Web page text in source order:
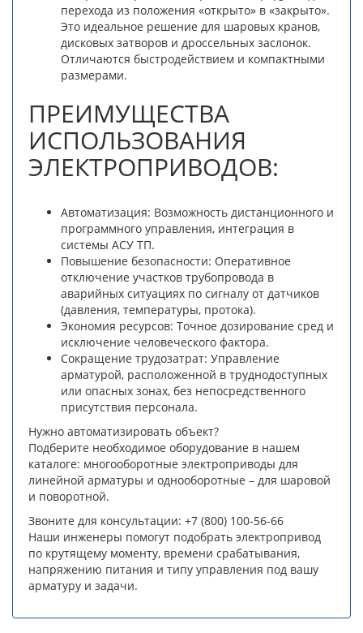
перехода из положения «открыто» в «закрыто».
Это идеальное решение для шаровых кранов,
дисковых затворов и дроссельных заслонок.
Отличаются быстродействием и компактными
размерами.
ПРЕИМУЩЕСТВА
ИСПОЛЬЗОВАНИЯ
ЭЛЕКТРОПРИВОДОВ:
Автоматизация: Возможность дистанционного и
программного управления, интеграция в
системы АСУ ТП.
Повышение безопасности: Оперативное
отключение участков трубопровода в
аварийных ситуациях по сигналу от датчиков
(давления, температуры, протока).
Экономия ресурсов: Точное дозирование сред и
исключение человеческого фактора.
Сокращение трудозатрат: Управление
арматурой, расположенной в труднодоступных
или опасных зонах, без непосредственного
присутствия персонала.
Нужно автоматизировать объект?
Подберите необходимое оборудование в нашем
каталоге: многооборотные электроприводы для
линейной арматуры и однооборотные – для шаровой
и поворотной.
Звоните для консультации: +7 (800) 100-56-66
Наши инженеры помогут подобрать электропривод
по крутящему моменту, времени срабатывания,
напряжению питания и типу управления под вашу
арматуру и задачи.